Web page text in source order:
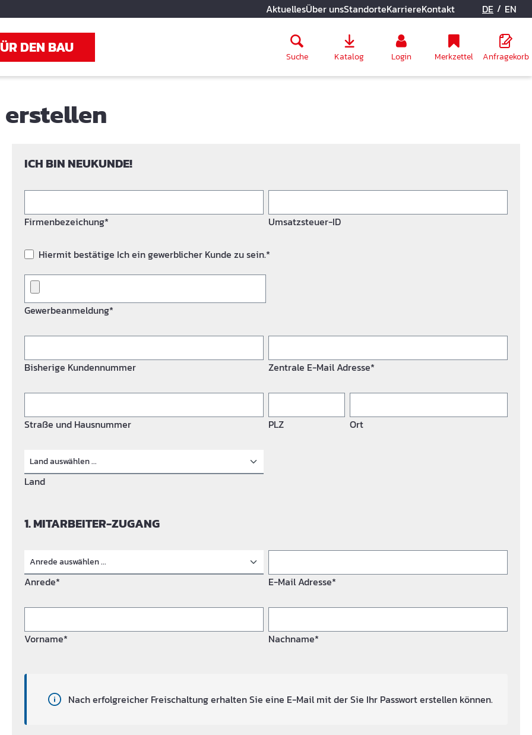
AktuellesÜber unsStandorteKarriereKontakt DE / EN
DEN BAU Suche Katalog Login Merkzettel Anfragekorb
ICH BIN NEUKUNDE!
Firmenbezeichung* Umsatzsteuer-ID
Hiermit bestätige Ich ein gewerblicher Kunde zu sein.*
Gewerbeanmeldung*
Bisherige Kundennummer Zentrale E-Mail Adresse*
Straße und Hausnummer PLZ Ort
Land
1. MITARBEITER-ZUGANG
Anrede* E-Mail Adresse*
Vorname* Nachname*
Nach erfolgreicher Freischaltung erhalten Sie eine E-Mail mit der Sie Ihr Passwort erstellen können.